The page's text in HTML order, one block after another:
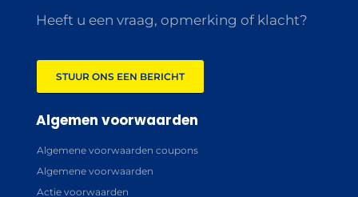
Heeft u een vraag, opmerking of klacht?
STUUR ONS EEN BERICHT
Algemen voorwaarden
Algemene voorwaarden coupons
Algemene voorwaarden
Actie voorwaarden